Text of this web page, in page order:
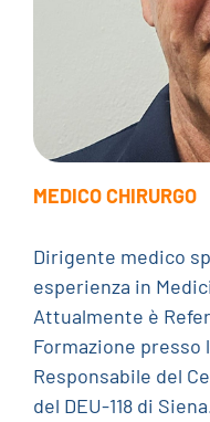
MEDICO CHIRURGO
Dirigente medico
esperienza in
Attualmente è
Formazione presso
Responsabile del
del DEU-118 di